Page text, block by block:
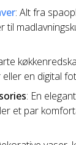
: Alt fra
til
en digital
: En
et par